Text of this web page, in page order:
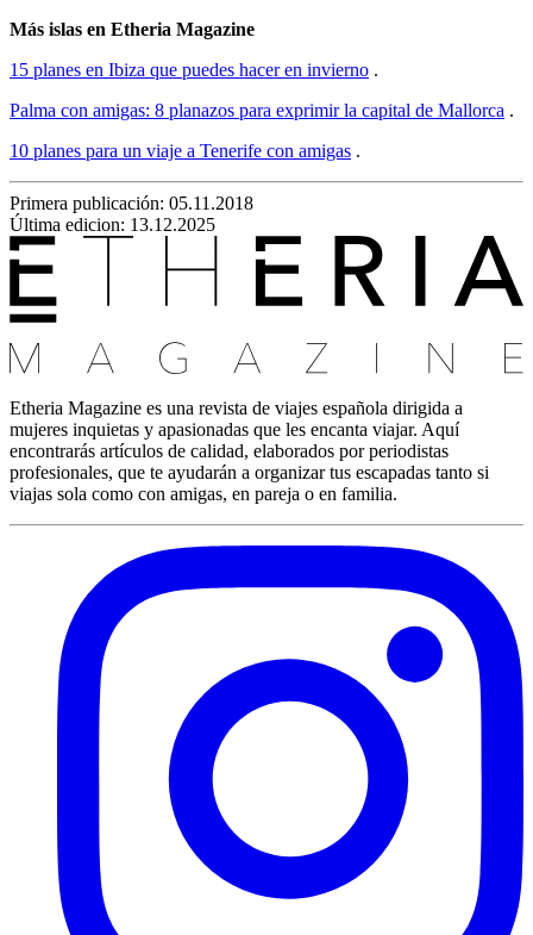
Más islas en Etheria Magazine
15 planes en Ibiza que puedes hacer en invierno .
Palma con amigas: 8 planazos para exprimir la capital de Mallorca .
10 planes para un viaje a Tenerife con amigas .
Primera publicación: 05.11.2018
Última edicion: 13.12.2025
Etheria Magazine es una revista de viajes española dirigida a
mujeres inquietas y apasionadas que les encanta viajar. Aquí
encontrarás artículos de calidad, elaborados por periodistas
profesionales, que te ayudarán a organizar tus escapadas tanto si
viajas sola como con amigas, en pareja o en familia.